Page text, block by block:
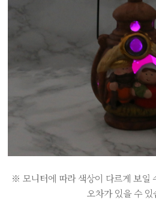
※ 모니터에 따라 색상이 다르게 보일
오차가 있을 수 있